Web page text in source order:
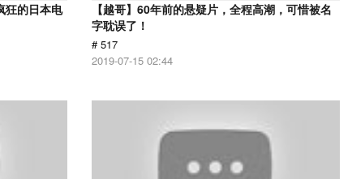
狂的日本电
【越哥】60年前的悬疑片，全程高潮，可惜被名
字耽误了！
# 517
2019-07-15 02:44